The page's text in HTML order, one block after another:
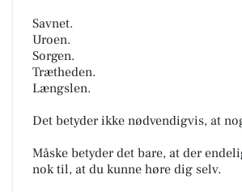
Savnet.
Uroen.
Sorgen.
Trætheden.
Længslen.
Det betyder ikke nødvendigvis, at
Måske betyder det bare, at der
nok til, at du kunne høre dig selv.